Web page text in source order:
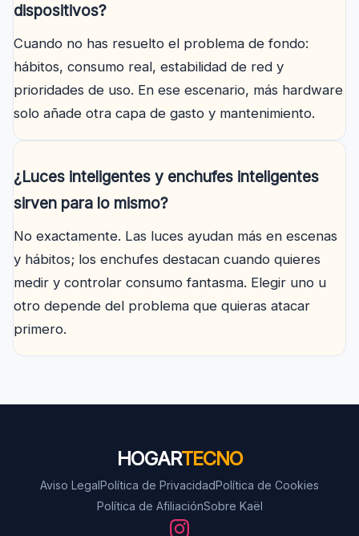
dispositivos?
Cuando no has resuelto el problema de fondo:
hábitos, consumo real, estabilidad de red y
prioridades de uso. En ese escenario, más hardware
solo añade otra capa de gasto y mantenimiento.
¿Luces inteligentes y enchufes inteligentes
sirven para lo mismo?
No exactamente. Las luces ayudan más en escenas
y hábitos; los enchufes destacan cuando quieres
medir y controlar consumo fantasma. Elegir uno u
otro depende del problema que quieras atacar
primero.
HOGARTECNO
Aviso LegalPolítica de PrivacidadPolítica de Cookies
Política de AfiliaciónSobre Kaël